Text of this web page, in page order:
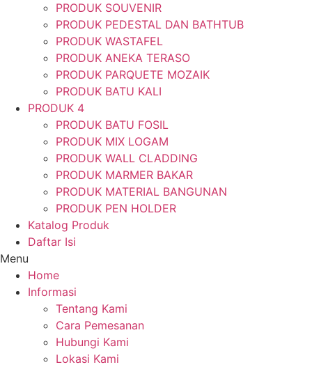
PRODUK SOUVENIR
PRODUK PEDESTAL DAN BATHTUB
PRODUK WASTAFEL
PRODUK ANEKA TERASO
PRODUK PARQUETE MOZAIK
PRODUK BATU KALI
PRODUK 4
PRODUK BATU FOSIL
PRODUK MIX LOGAM
PRODUK WALL CLADDING
PRODUK MARMER BAKAR
PRODUK MATERIAL BANGUNAN
PRODUK PEN HOLDER
Katalog Produk
Daftar Isi
Menu
Home
Informasi
Tentang Kami
Cara Pemesanan
Hubungi Kami
Lokasi Kami